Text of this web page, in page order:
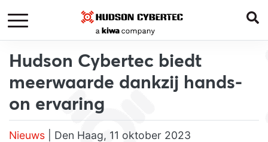
Hudson Cybertec biedt
meerwaarde dankzij hands-
on ervaring
Nieuws | Den Haag, 11 oktober 2023